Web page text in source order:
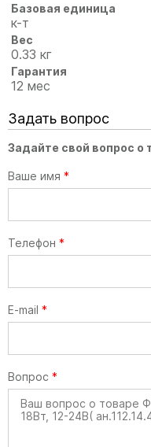
Базовая единица
к-т
Вес
0.33 кг
Гарантия
12 мес
Задать вопрос
Задайте свой вопрос о
Ваше имя *
Телефон *
E-mail *
Вопрос *